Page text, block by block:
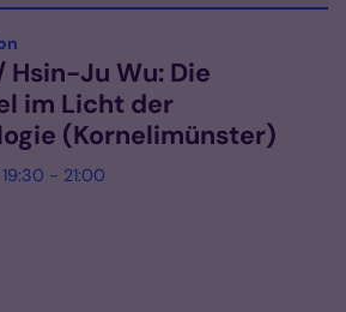
Hsin-Ju Wu: Die
im Licht der
(Kornelimünster)
- 21:00